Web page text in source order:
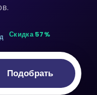
Скидка 57%
Подобрать